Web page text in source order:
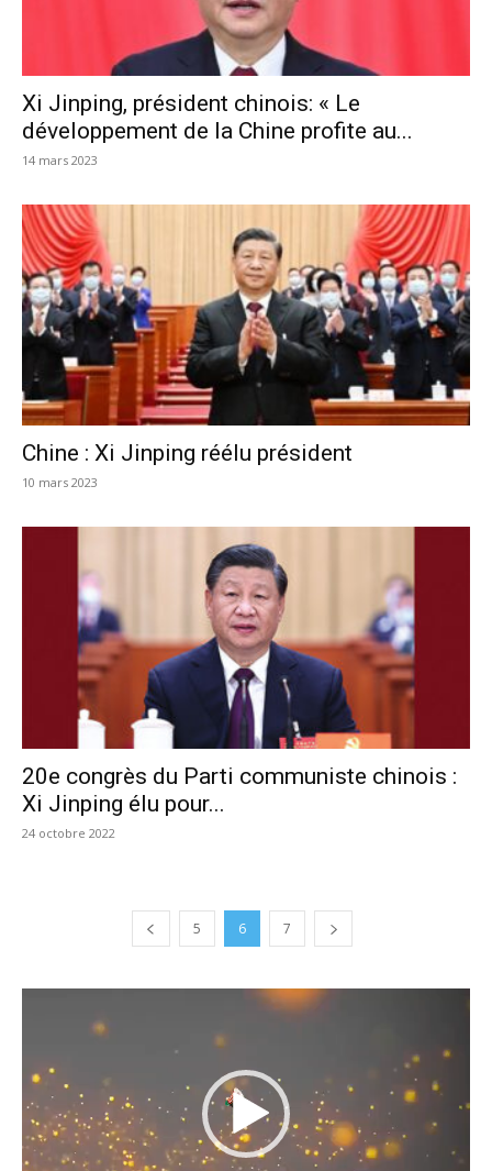
Xi Jinping, président chinois: « Le
développement de la Chine profite au...
14 mars 2023
Chine : Xi Jinping réélu président
10 mars 2023
20e congrès du Parti communiste chinois :
Xi Jinping élu pour...
24 octobre 2022
5 6 7